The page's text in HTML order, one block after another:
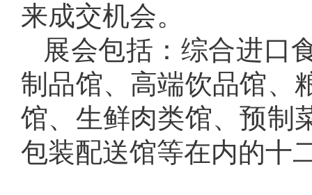
来成交机会。
展会包括：综合进口
制品馆、高端饮品馆、
馆、生鲜肉类馆、预制
包装配送馆等在内的十